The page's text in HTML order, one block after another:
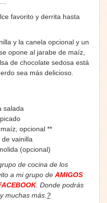
favorito y derrita hasta
y la canela opcional y un
opone al jarabe de maíz,
de chocolate sedosa está
sea más delicioso.
salada
opcional **
vainilla
(opcional)
de cocina de los
a mi grupo de AMIGOS
. Donde podrás
muchas más. ?